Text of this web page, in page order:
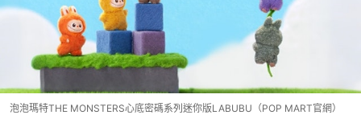
泡泡瑪特THE MONSTERS心底密碼系列迷你版LABUBU（POP MART官網）